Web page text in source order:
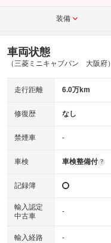
装備
車両状態
（三菱ミニキャブバン 大阪府）
走行距離 6.0万km
修復歴 なし
禁煙車 -
車検 車検整備付 ?
記録簿
輸入認定
中古車
-
輸入経路 -